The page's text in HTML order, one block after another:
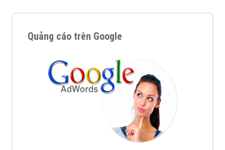
Quảng cáo trên Google